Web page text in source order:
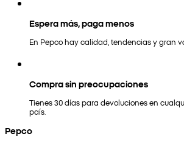
Espera más, paga menos
En Pepco hay calidad, tendencias y gran
Compra sin preocupaciones
Tienes 30 días para devoluciones en
país.
Pepco